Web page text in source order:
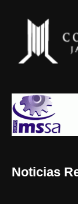
Noticias